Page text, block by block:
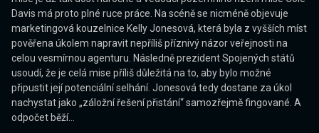
Davis má proto plné ruce práce. Na scéně se nicméně objevuje
marketingová kouzelnice Kelly Jonesová, která byla z vyšších míst
pověřena úkolem napravit nepříliš příznivý názor veřejnosti na
celou vesmírnou agenturu. Následně prezident Spojených států
usoudí, že je celá mise příliš důležitá na to, aby bylo možné
připustit její potenciální selhání. Jonesová tedy dostane za úkol
nachystat jako „záložní řešení přistání“ samozřejmě fingované. A
odpočet běží…